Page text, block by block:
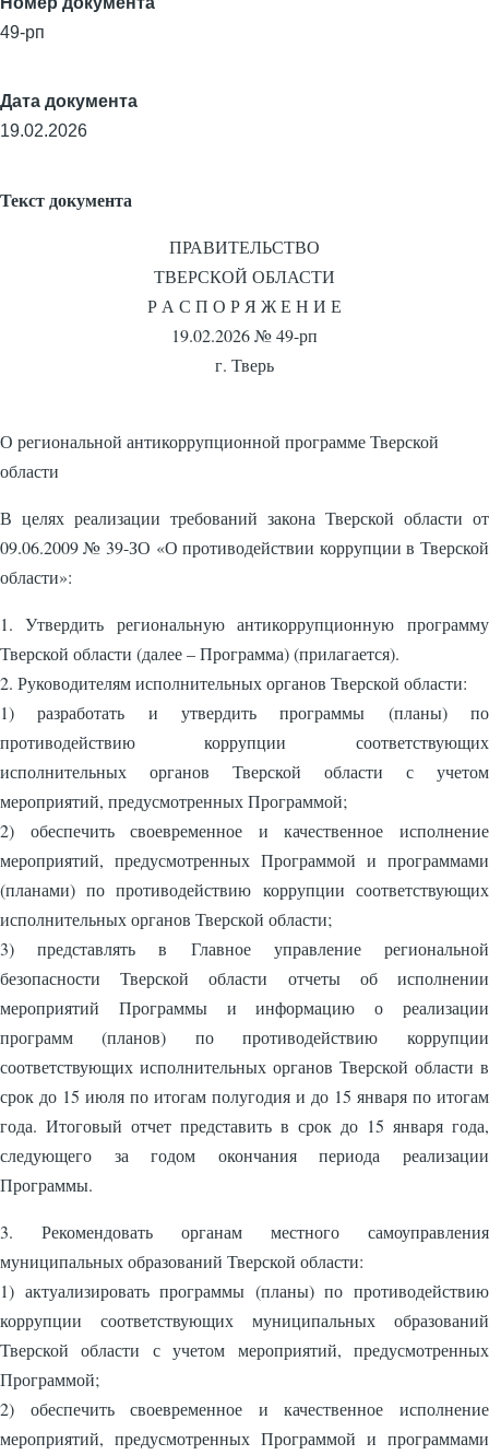
49-рп
Дата документа
19.02.2026
Текст документа
ПРАВИТЕЛЬСТВО
ТВЕРСКОЙ ОБЛАСТИ
Р А С П О Р Я Ж Е Н И Е
19.02.2026 № 49-рп
г. Тверь
О региональной антикоррупционной программе Тверской
области
В целях реализации требований закона Тверской области от
09.06.2009 № 39-ЗО «О противодействии коррупции в Тверской
области»:
1. Утвердить региональную антикоррупционную программу
Тверской области (далее – Программа) (прилагается).
2. Руководителям исполнительных органов Тверской области:
1) разработать и утвердить программы (планы) по
противодействию коррупции соответствующих
исполнительных органов Тверской области с учетом
мероприятий, предусмотренных Программой;
2) обеспечить своевременное и качественное исполнение
мероприятий, предусмотренных Программой и программами
(планами) по противодействию коррупции соответствующих
исполнительных органов Тверской области;
3) представлять в Главное управление региональной
безопасности Тверской области отчеты об исполнении
мероприятий Программы и информацию о реализации
программ (планов) по противодействию коррупции
соответствующих исполнительных органов Тверской области в
срок до 15 июля по итогам полугодия и до 15 января по итогам
года. Итоговый отчет представить в срок до 15 января года,
следующего за годом окончания периода реализации
Программы.
3. Рекомендовать органам местного самоуправления
муниципальных образований Тверской области:
1) актуализировать программы (планы) по противодействию
коррупции соответствующих муниципальных образований
Тверской области с учетом мероприятий, предусмотренных
Программой;
2) обеспечить своевременное и качественное исполнение
мероприятий, предусмотренных Программой и программами